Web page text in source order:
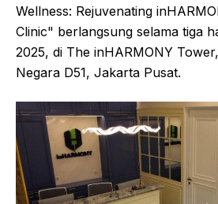
Wellness: Rejuvenating
Clinic" berlangsung selama tiga
2025, di The inHARMONY
Negara D51, Jakarta Pusat.